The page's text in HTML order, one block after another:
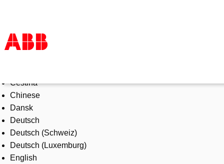
Products & Solutions
Industries
Services
About us
Where to buy
Contact us
Careers
Čeština
Chinese
Dansk
Deutsch
Deutsch (Schweiz)
Deutsch (Luxemburg)
English